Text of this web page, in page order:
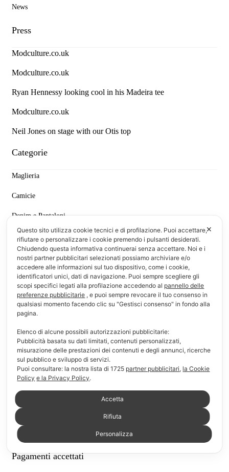
News
Press
Modculture.co.uk
Modculture.co.uk
Ryan Hennessy looking cool in his Madeira tee
Modculture.co.uk
Neil Jones on stage with our Otis top
Categorie
Maglieria
Camicie
Denim e Pantaloni
T-shirt & Polo
Informazioni
F.A.Q.
Modalità di pagamento
Chi siamo
Link Utili
Il mio account
Carrello
Lista dei desideri
Pagamenti accettati
✕
Questo sito utilizza cookie tecnici e di profilazione. Puoi accettare,
rifiutare o personalizzare i cookie premendo i pulsanti desiderati.
Chiudendo questa informativa continuerai senza accettare. Noi e i
nostri partner pubblicitari selezionati possiamo archiviare e/o
accedere alle informazioni sul tuo dispositivo, come i cookie,
identificatori unici, dati di navigazione. Puoi sempre scegliere gli
scopi specifici legati alla profilazione accedendo al pannello delle
preferenze pubblicitarie , e puoi sempre revocare il tuo consenso in
qualsiasi momento facendo clic su "Gestisci consenso" in fondo alla
pagina.
Elenco di alcune possibili autorizzazioni pubblicitarie:
Pubblicità basata su dati limitati, contenuti personalizzati,
misurazione delle prestazioni dei contenuti e degli annunci, ricerche
sul pubblico e sviluppo di servizi.
Puoi consultare: la nostra lista di1725 partner pubblicitari, la Cookie
Policy e la Privacy Policy.
Accetta
Rifiuta
Personalizza